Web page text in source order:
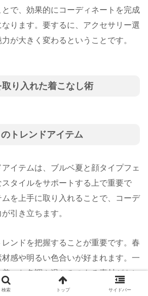
で、効果的にコーディネートを完成
ります。要するに、アクセサリー選
が大きく変わるということです。
り入れた着こなし術
トレンドアイテム
イテムは、ブルベ夏と顔タイプフェ
スタイルをサポートする上で重要で
を上手に取り入れることで、コーデ
引き立ちます。
ンドを把握することが重要です。春
感や明るい色合いが好まれます。一
いた色調や温かみのある素材がトレ
のため、シーズンごとに買い足すアイ
検索 トップ サイドバー